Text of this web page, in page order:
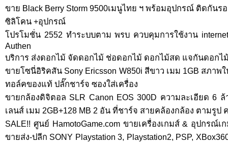
ขาย Black Berry Storm 9500เมนูไทย ฯ พร้อมอุปกรณ์ ติดกัน
ซิลิโคน +อุปกรณ์
โปรโมชั่น 2552 ทำระบบตาม พรบ ควบคุมการใช้งาน
Authen
บริการ ส่งดอกไม้ จัดดอกไม้ ช่อดอกไม้ ดอกไม้สด แจกันดอก
ขายโซนี่อิริคสัน Sony Ericsson W850i สีขาว เมม 1GB สภา
ทอล์คของแท้ ปลั๊กชาร์จ ซองใส่เครื่อง
ขายกล้องดิจิตอล SLR Canon EOS 300D ความละเอียด 6
เลนส์ เมม 2GB+128 MB 2 อัน ที่ชาร์จ สายคล้องกล้อง ตามรูป
SALE!! ศูนย์ HamotoGame.com ขายเครื่องเกมส์ & อุปกรณ์
ขายส่ง-ปลีก SONY Playstation 3, Playstation2, PSP,